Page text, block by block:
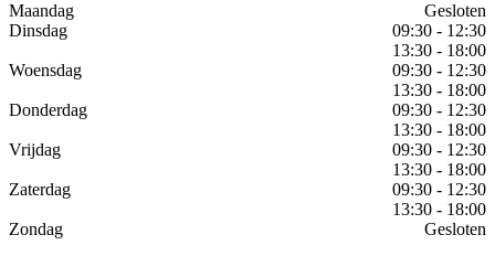
Maandag
Gesloten
Dinsdag
09:30 - 12:30
13:30 - 18:00
Woensdag
09:30 - 12:30
13:30 - 18:00
Donderdag
09:30 - 12:30
13:30 - 18:00
Vrijdag
09:30 - 12:30
13:30 - 18:00
Zaterdag
09:30 - 12:30
13:30 - 18:00
Zondag
Gesloten